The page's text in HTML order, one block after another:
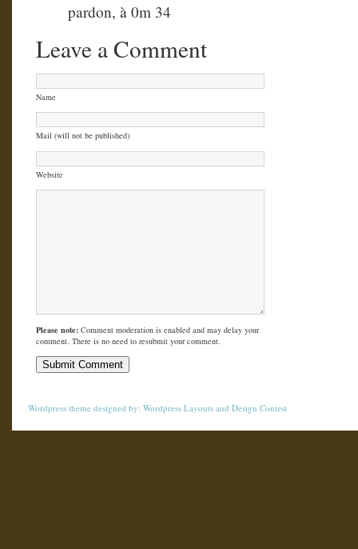
pardon, à 0m 34
Leave a Comment
Name
Mail (will not be published)
Website
Please note: Comment moderation is enabled and may delay your
comment. There is no need to resubmit your comment.
Wordpress theme designed by: Wordpress Layouts and Design Contest